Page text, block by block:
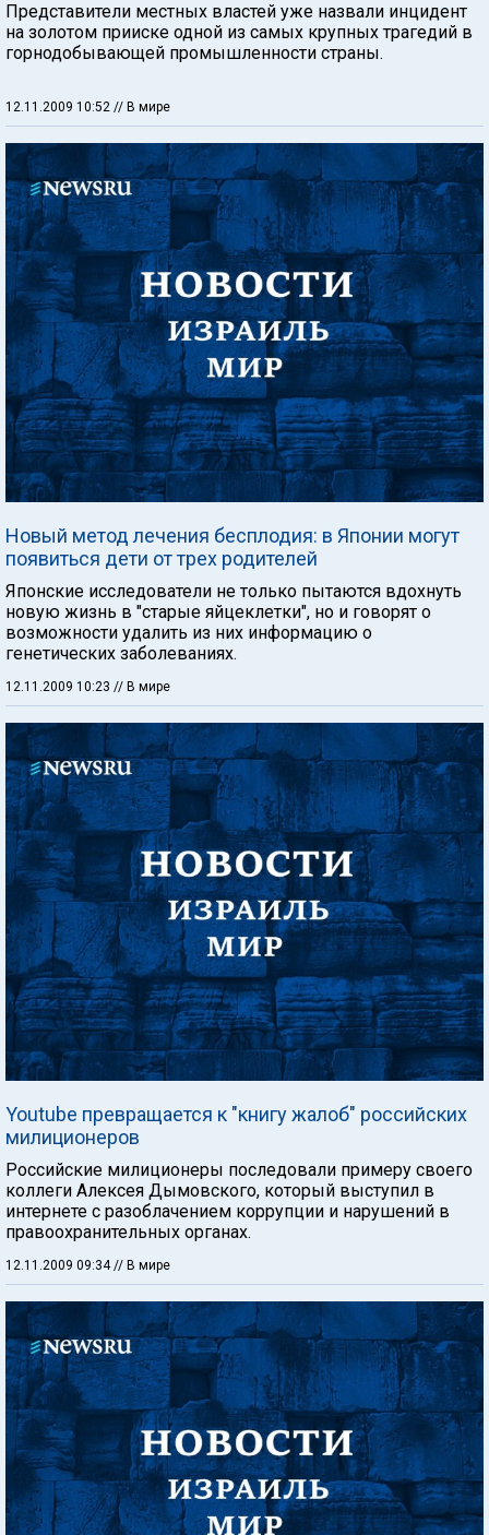
Представители местных властей уже назвали инцидент
на золотом прииске одной из самых крупных трагедий в
горнодобывающей промышленности страны.
12.11.2009 10:52 // В мире
Новый метод лечения бесплодия: в Японии могут
появиться дети от трех родителей
Японские исследователи не только пытаются вдохнуть
новую жизнь в "старые яйцеклетки", но и говорят о
возможности удалить из них информацию о
генетических заболеваниях.
12.11.2009 10:23 // В мире
Youtube превращается к "книгу жалоб" российских
милиционеров
Российские милиционеры последовали примеру своего
коллеги Алексея Дымовского, который выступил в
интернете с разоблачением коррупции и нарушений в
правоохранительных органах.
12.11.2009 09:34// В мире